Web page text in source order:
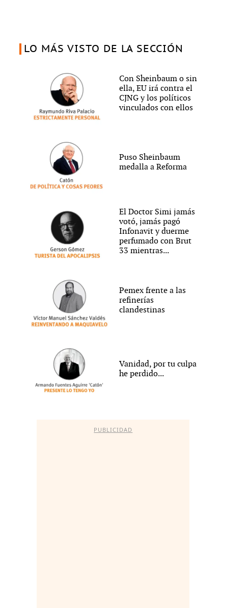
LO MÁS VISTO DE LA SECCIÓN
Con Sheinbaum o sin
ella, EU irá contra el
CJNG y los políticos
vinculados con ellos
Puso Sheinbaum
medalla a Reforma
El Doctor Simi jamás
votó, jamás pagó
Infonavit y duerme
perfumado con Brut
33 mientras...
Pemex frente a las
refinerías
clandestinas
Vanidad, por tu culpa
he perdido...
PUBLICIDAD